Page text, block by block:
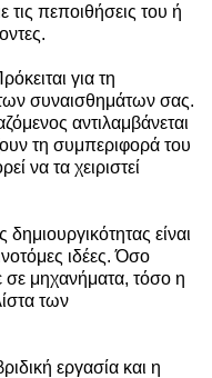
τις πεποιθήσεις του ή
για τη
συναισθημάτων σας.
αντιλαμβάνεται
τη συμπεριφορά του
να τα χειριστεί
δημιουργικότητας είναι
ιδέες. Όσο
σε μηχανήματα, τόσο η
των
εργασία και η